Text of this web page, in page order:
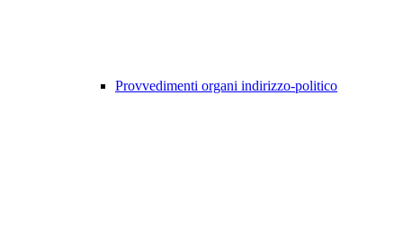
Provvedimenti organi indirizzo-politico